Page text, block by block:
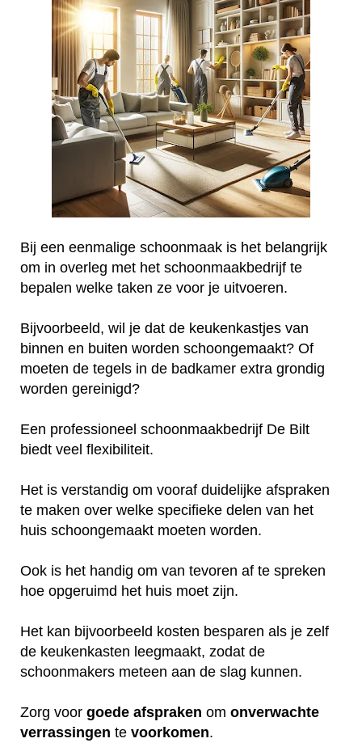
Bij een eenmalige schoonmaak is het belangrijk
om in overleg met het schoonmaakbedrijf te
bepalen welke taken ze voor je uitvoeren.
Bijvoorbeeld, wil je dat de keukenkastjes van
binnen en buiten worden schoongemaakt? Of
moeten de tegels in de badkamer extra grondig
worden gereinigd?
Een professioneel schoonmaakbedrijf De Bilt
biedt veel flexibiliteit.
Het is verstandig om vooraf duidelijke afspraken
te maken over welke specifieke delen van het
huis schoongemaakt moeten worden.
Ook is het handig om van tevoren af te spreken
hoe opgeruimd het huis moet zijn.
Het kan bijvoorbeeld kosten besparen als je zelf
de keukenkasten leegmaakt, zodat de
schoonmakers meteen aan de slag kunnen.
Zorg voor goede afspraken om onverwachte
verrassingen te voorkomen.